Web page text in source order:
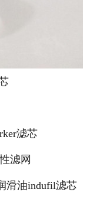
滤芯
滤网
滑油indufil滤芯